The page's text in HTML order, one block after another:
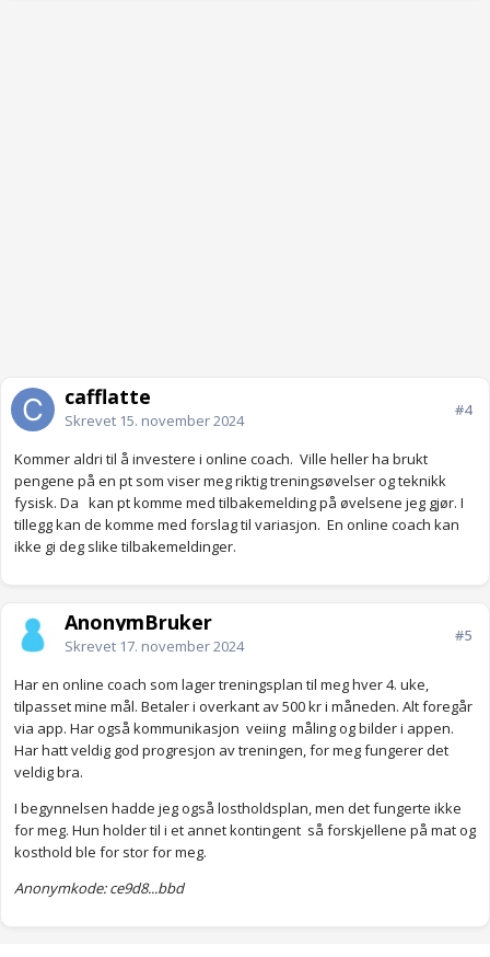
cafflatte
Skrevet 15. november 2024
#4
Kommer aldri til å investere i online coach. Ville heller ha brukt
pengene på en pt som viser meg riktig treningsøvelser og teknikk
fysisk. Da kan pt komme med tilbakemelding på øvelsene jeg gjør. I
tillegg kan de komme med forslag til variasjon. En online coach kan
ikke gi deg slike tilbakemeldinger.
AnonymBruker
Skrevet 17. november 2024
#5
Har en online coach som lager treningsplan til meg hver 4. uke,
tilpasset mine mål. Betaler i overkant av 500 kr i måneden. Alt foregår
via app. Har også kommunikasjon veiing måling og bilder i appen.
Har hatt veldig god progresjon av treningen, for meg fungerer det
veldig bra.
I begynnelsen hadde jeg også lostholdsplan, men det fungerte ikke
for meg. Hun holder til i et annet kontingent så forskjellene på mat og
kosthold ble for stor for meg.
Anonymkode: ce9d8...bbd